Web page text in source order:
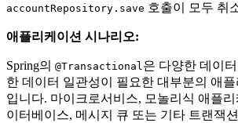
accountRepository.save 호출이 모두 취
애플리케이션 시나리오:
Spring의 @Transactional은 다양한 데이
한 데이터 일관성이 필요한 대부분의 애
입니다. 마이크로서비스, 모놀리식 애플리
이터베이스, 메시지 큐 또는 기타 트랜잭